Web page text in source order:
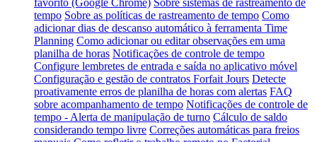
tempo Sobre as políticas de rastreamento de tempo Como
adicionar dias de descanso automático à ferramenta Time
Planning Como adicionar ou editar observações em uma
planilha de horas Notificações de controle de tempo
Configure lembretes de entrada e saída no aplicativo móvel
Configuração e gestão de contratos Forfait Jours Detecte
proativamente erros de planilha de horas com alertas FAQ
sobre acompanhamento de tempo Notificações de controle de
tempo - Alerta de manipulação de turno Cálculo de saldo
considerando tempo livre Correções automáticas para freios